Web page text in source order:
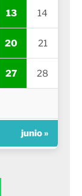
13 14
20 21
27 28
junio »